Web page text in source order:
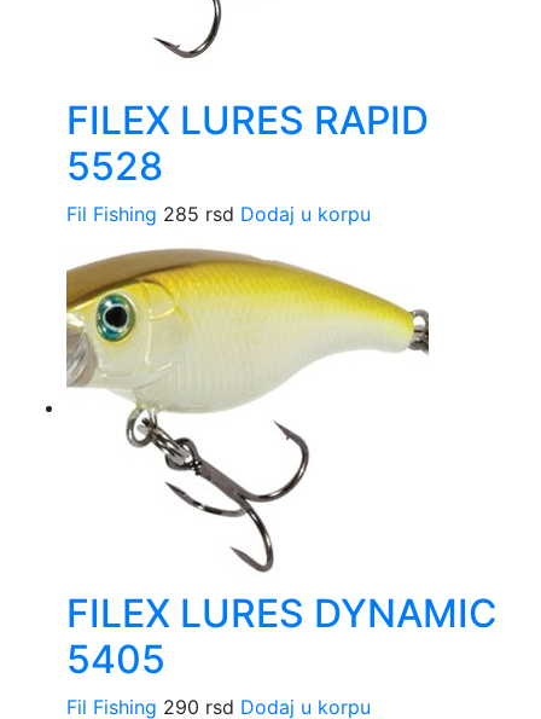
FILEX LURES RAPID
5528
Fil Fishing 285 rsd Dodaj u korpu
FILEX LURES DYNAMIC
5405
Fil Fishing 290 rsd Dodaj u korpu